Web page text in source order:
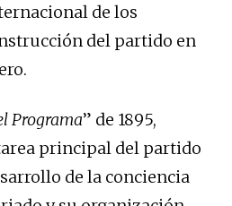
de los
del partido en
Programa” de 1895,
principal del partido
de la conciencia